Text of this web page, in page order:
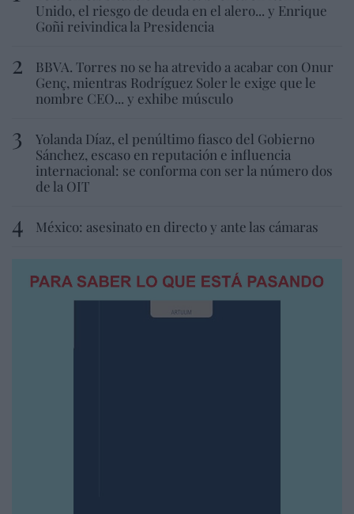
Unido, el riesgo de deuda en el alero... y Enrique
Goñi reivindica la Presidencia
BBVA. Torres no se ha atrevido a acabar con Onur
Genç, mientras Rodríguez Soler le exige que le
nombre CEO... y exhibe músculo
Yolanda Díaz, el penúltimo fiasco del Gobierno
Sánchez, escaso en reputación e influencia
internacional: se conforma con ser la número dos
de la OIT
México: asesinato en directo y ante las cámaras